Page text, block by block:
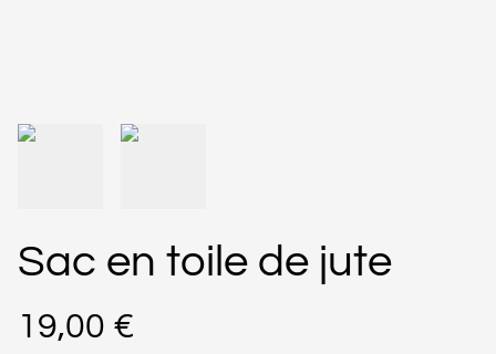
Sac en toile de jute
19,00 €